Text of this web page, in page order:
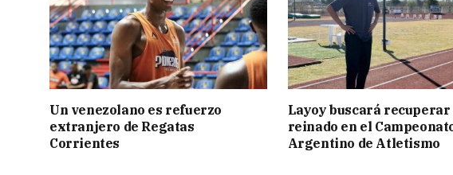
Un venezolano es refuerzo
extranjero de Regatas
Corrientes
Layoy buscará recuperar
reinado en el
Argentino de Atletismo